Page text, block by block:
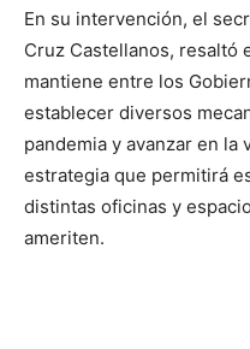
En su intervención, el
Cruz Castellanos, resaltó
mantiene entre los
establecer diversos
pandemia y avanzar en la
estrategia que permitirá
distintas oficinas y
ameriten.